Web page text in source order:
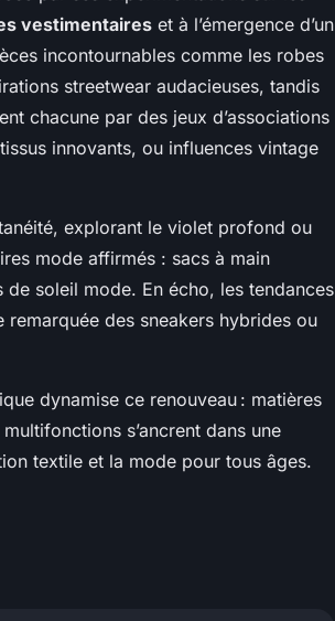
vestimentaires et à l’émergence d’un
incontournables comme les robes
streetwear audacieuses, tandis
chacune par des jeux d’associations
innovants, ou influences vintage
explorant le violet profond ou
mode affirmés : sacs à main
soleil mode. En écho, les tendances
remarquée des sneakers hybrides ou
dynamise ce renouveau : matières
s’ancrent dans une
textile et la mode pour tous âges.